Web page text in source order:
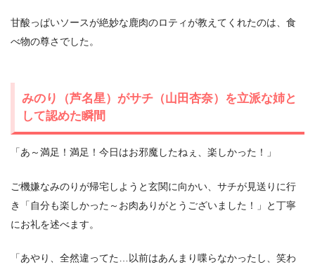
甘酸っぱいソースが絶妙な鹿肉のロティが教えてくれたのは、食
べ物の尊さでした。
みのり（芦名星）がサチ（山田杏奈）を立派な姉と
して認めた瞬間
「あ～満足！満足！今日はお邪魔したねぇ、楽しかった！」
ご機嫌なみのりが帰宅しようと玄関に向かい、サチが見送りに行
き「自分も楽しかった～お肉ありがとうございました！」と丁寧
にお礼を述べます。
「あやり、全然違ってた…以前はあんまり喋らなかったし、笑わ